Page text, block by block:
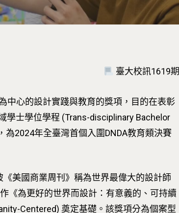
臺大校訊1619期
中心的設計實踐與教育的獎項，目的在表彰
學士學位學程 (Trans-disciplinary Bachelor
為2024年全臺灣首個入圍DNDA教育類決賽
美國商業周刊》稱為世界最偉大的設計師
《為更好的世界而設計：有意義的、可持續
Centered) 奠定基礎。該獎項分為個案型